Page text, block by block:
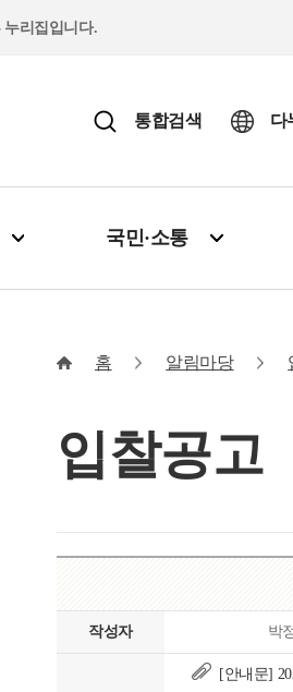
누리집입니다.
통합검색 다
국민·소통
홈 알림마당
입찰공고
작성자 박
[안내문]